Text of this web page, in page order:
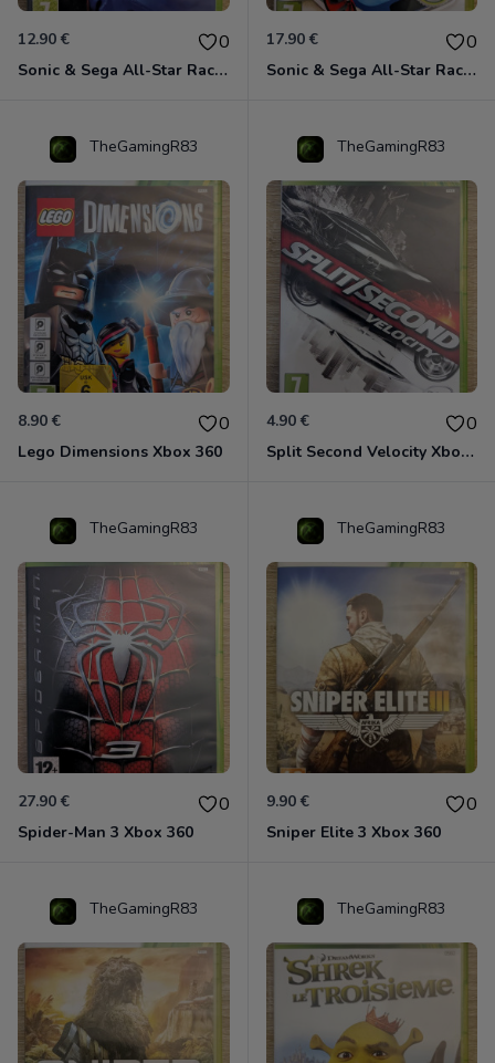
12.90 € 0
Sonic & Sega All-Star Racing avec Banjo-Kazooie Xbox 360
17.90 € 0
Sonic & Sega All-Star Racing - Transformed Xbox 360
TheGamingR83
8.90 € 0
Lego Dimensions Xbox 360
TheGamingR83
4.90 € 0
Split Second Velocity Xbox 360
TheGamingR83
27.90 € 0
Spider-Man 3 Xbox 360
TheGamingR83
9.90 € 0
Sniper Elite 3 Xbox 360
TheGamingR83 TheGamingR83